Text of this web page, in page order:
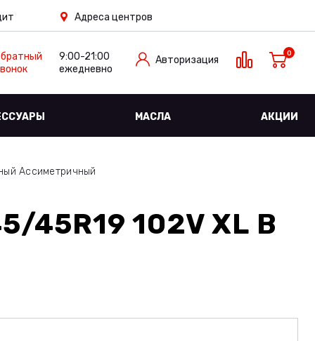
Адреса центров
9:00-21:00
ежедневно
Авторизация
0
МАСЛА АКЦИИ
Ассиметричный
45R19 102V XL В